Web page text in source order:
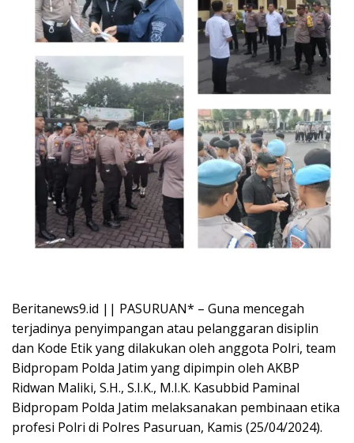
Beritanews9.id || PASURUAN* – Guna mencegah
terjadinya penyimpangan atau pelanggaran disiplin
dan Kode Etik yang dilakukan oleh anggota Polri, team
Bidpropam Polda Jatim yang dipimpin oleh AKBP
Ridwan Maliki, S.H., S.I.K., M.I.K. Kasubbid Paminal
Bidpropam Polda Jatim melaksanakan pembinaan etika
profesi Polri di Polres Pasuruan, Kamis (25/04/2024).